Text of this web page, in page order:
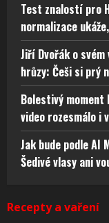
Test znalostí pro
normalizace
Jiří Dvořák o
hrůzy: Češi si prý
Bolestivý moment
video rozesmálo i
Jak bude podle AI
Šedivé vlasy ani
Recepty a vaření